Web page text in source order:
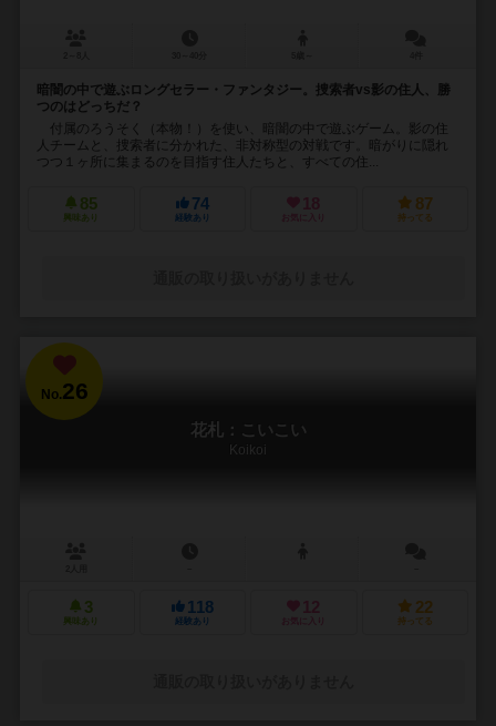
暗闇の中で遊ぶロングセラー・ファンタジー。捜索者vs影の住人、勝
つのはどっちだ？
付属のろうそく（本物！）を使い、暗闇の中で遊ぶゲーム。影の住
人チームと、捜索者に分かれた、非対称型の対戦です。暗がりに隠れ
つつ１ヶ所に集まるのを目指す住人たちと、すべての住...
85
興味あり
74
経験あり
18
お気に入り
87
持ってる
No.26
花札：こいこい
Koikoi
3
興味あり
118
経験あり
12
お気に入り
22
持ってる